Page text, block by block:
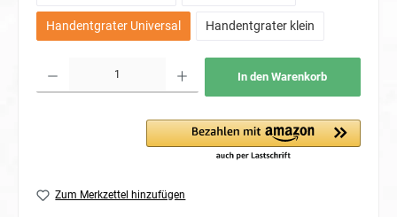
Handentgrater Universal Handentgrater klein
In den Warenkorb
Zum Merkzettel hinzufügen